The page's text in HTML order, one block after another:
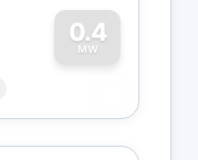
0.4
MW
0